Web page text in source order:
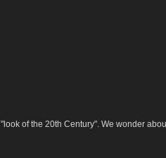
of the 20th Century". We wonder